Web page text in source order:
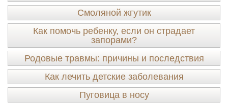
Смоляной жгутик
Как помочь ребенку, если он страдает
запорами?
Родовые травмы: причины и последствия
Как лечить детские заболевания
Пуговица в носу